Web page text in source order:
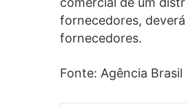
fornecedores,
fornecedores.
Fonte: Agência Brasil